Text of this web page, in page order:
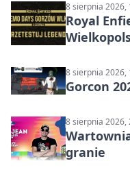
8 sierpnia 2026,
Royal
8 sierpnia 2026,
Gorcon
8 sierpnia 2026,
granie